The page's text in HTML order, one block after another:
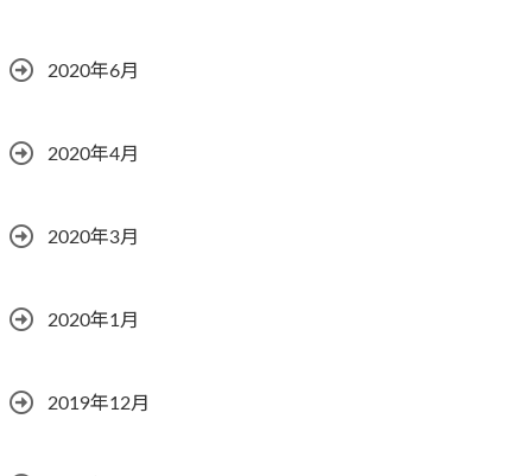
2020年6月
2020年4月
2020年3月
2020年1月
2019年12月